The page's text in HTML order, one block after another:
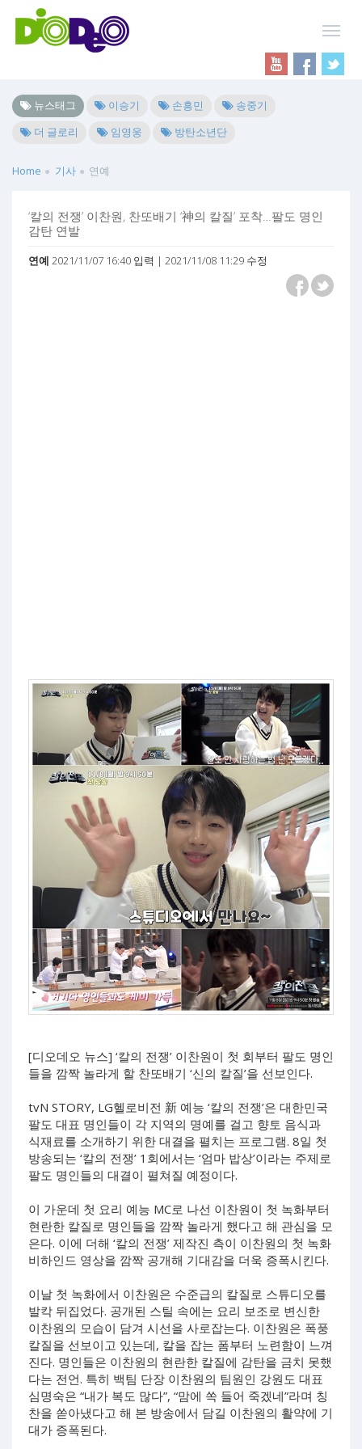
뉴스태그 이승기 손흥민
송중기
더 글로리
임영웅 방탄소년단
Home 기사 연예
‘칼의 전쟁’ 이찬원, 찬또배기 ‘神의 칼질’ 포착…팔도 명인
감탄 연발
연예 2021/11/07 16:40 입력 | 2021/11/08 11:29 수정
[디오데오 뉴스] ‘칼의 전쟁’ 이찬원이 첫 회부터 팔도 명인
들을 깜짝 놀라게 할 찬또배기 ‘신의 칼질’을 선보인다.
tvN STORY, LG헬로비전 新 예능 ‘칼의 전쟁’은 대한민국
팔도 대표 명인들이 각 지역의 명예를 걸고 향토 음식과
식재료를 소개하기 위한 대결을 펼치는 프로그램. 8일 첫
방송되는 ‘칼의 전쟁’ 1회에서는 ‘엄마 밥상’이라는 주제로
팔도 명인들의 대결이 펼쳐질 예정이다.
이 가운데 첫 요리 예능 MC로 나선 이찬원이 첫 녹화부터
현란한 칼질로 명인들을 깜짝 놀라게 했다고 해 관심을 모
은다. 이에 더해 ‘칼의 전쟁’ 제작진 측이 이찬원의 첫 녹화
비하인드 영상을 깜짝 공개해 기대감을 더욱 증폭시킨다.
이날 첫 녹화에서 이찬원은 수준급의 칼질로 스튜디오를
발칵 뒤집었다. 공개된 스틸 속에는 요리 보조로 변신한
이찬원의 모습이 담겨 시선을 사로잡는다. 이찬원은 폭풍
칼질을 선보이고 있는데, 칼을 잡는 폼부터 노련함이 느껴
진다. 명인들은 이찬원의 현란한 칼질에 감탄을 금치 못했
다는 전언. 특히 백팀 단장 이찬원의 팀원인 강원도 대표
심명숙은 “내가 복도 많다”, “맘에 쏙 들어 죽겠네”라며 칭
찬을 쏟아냈다고 해 본 방송에서 담길 이찬원의 활약에 기
대가 증폭된다.